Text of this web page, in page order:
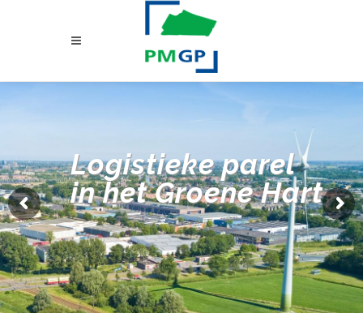
Logistieke parel
in het Groene Hart